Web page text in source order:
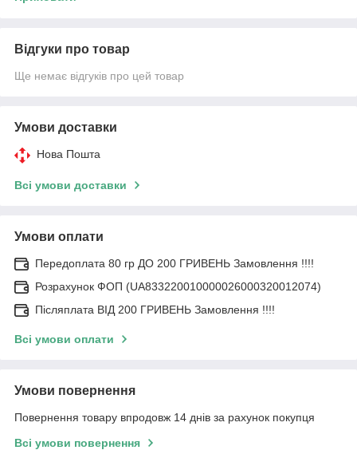
Відгуки про товар
Ще немає відгуків про цей товар
Умови доставки
Нова Пошта
Всі умови доставки
Умови оплати
Передоплата 80 гр ДО 200 ГРИВЕНЬ Замовлення !!!!
Розрахунок ФОП (UA833220010000026000320012074)
Післяплата ВІД 200 ГРИВЕНЬ Замовлення !!!!
Всі умови оплати
Умови повернення
Повернення товару впродовж 14 днів за рахунок покупця
Всі умови повернення